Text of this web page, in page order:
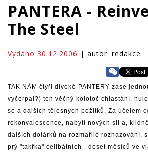
PANTERA -
The Steel
Vydáno 30.12.2006 | autor: redakce
TAK NÁM čtyři divoké PANTERY zase
vyčerpal?) ten věčný kolotoč chlastání,
se a dalších tělesných požitků. Za účelem
rekonvalescence, nabytí nových sil a,
dalších dolárků na rozmařilé rozhazování,
prý "takřka" celibátních - deset měsíců ve